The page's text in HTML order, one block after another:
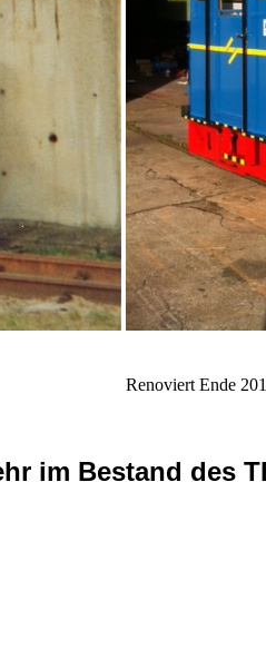
Renoviert Ende
im Bestand des